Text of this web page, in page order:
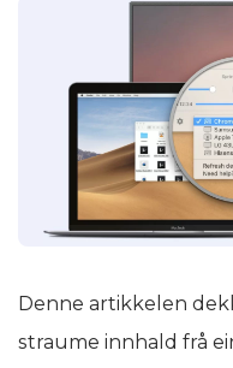
Denne artikkelen
straume innhald frå